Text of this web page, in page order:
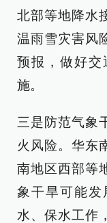
北部等地降水
温雨雪灾害风
预报，做好
施。
三是防范气象
火风险。华东
南地区西部等
象干旱可能
水、保水工作